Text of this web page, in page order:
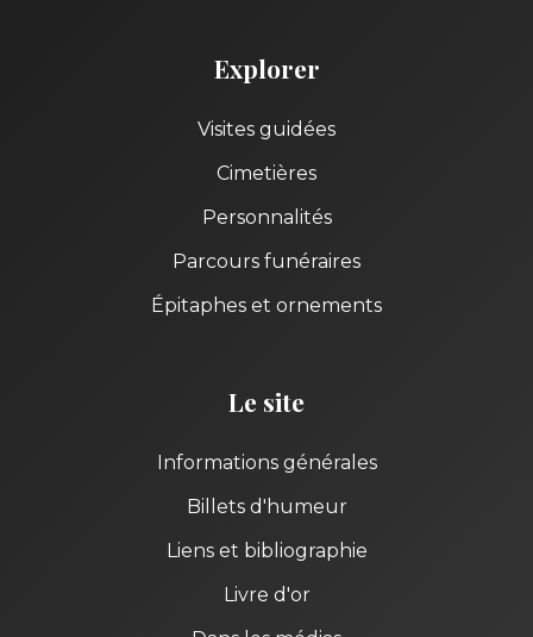
Explorer
Visites guidées
Cimetières
Personnalités
Parcours funéraires
Épitaphes et ornements
Le site
Informations générales
Billets d'humeur
Liens et bibliographie
Livre d'or